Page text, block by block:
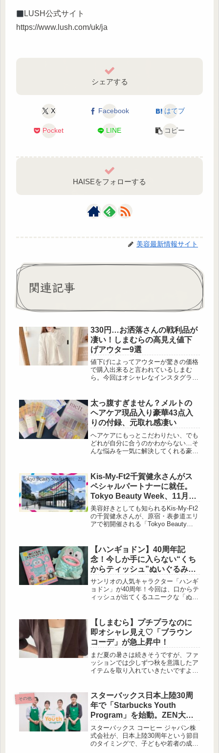
LUSH公式サイト
https://www.lush.com/uk/ja
シェアする
X Facebook はてブ
Pocket LINE コピー
HAISEをフォローする
美容最新情報サイト
関連記事
330円…お洒落さんの戦利品が
凄い！しまむらの高見え値下
げアウター9選
値下げによってアウターが驚きの価格
で購入出来ると言われているしまむ
ら。今回はオシャレなインスタグラマ
た。いずれもプチプラを感じさせない
だけでなく、春用としても使えるアイ
テムもあるので見逃し厳禁です！ライ
トアウターとして使えるゆるっと可愛
いカーディガン この投稿をInstagram
で見る (@sua_sima)がシェアした投...
太っ腹すぎません？メルトの
ヘアケア現品入り豪華43点入
りの付録、元取れ感凄い
ヘアケアにもっとこだわりたい、でも
どれが自分に合うのかわからない…そ
んな悩みを一気に解決してくれる豪華
ライン コレクション Book」は […]
Kis-My-Ft2千賀健永さんがス
ペシャルパートナーに就任。
Tokyo Beauty Week、11月19
日スタート！
美容好きとしても知られるKis-My-Ft2
の千賀健永さんが、原宿・表参道エリ
アで初開催される「Tokyo Beauty
日間にわたり開催される同イベント
は、約50ブランドが参画する体験型ビ
ューティーイベント「Tokyo Beauty
Studio」を中心に、最新の美容体験を
発信します。多様性と創造性を発信す
る新たな美容の祭典 （C）「Tokyo
Beauty Wee...
【ハンギョドン】40周年記
念！今しか手に入らない“くち
からティッシュ”ぬいぐるみケ
ース♡
サンリオの人気キャラクター「ハンギ
ョドン」が40周年！今回は、口からテ
ィッシュが出てくるユニークな「ぬい
ろん、実用性もばっちりでお部屋のア
クセントにもぴったりです♡ハンギョ
ドン 40周年！ くちから出てくる ぬい
ぐるみティッシュケースBOOK付録：
ぬいぐるみティッシュケース 出
典:beautyまとめ ■ハンギョドン 40周
年！ くちから出てくる ぬいぐるみ...
【しまむら】プチプラなのに
即オシャレ見え♡「ブラウン
コーデ」が急上昇中！
まだ夏の暑さは続きそうですが、ファ
ッションでは少しずつ秋を意識したア
イテムを取り入れていきたいですよ
カラーです。大人っぽい印象を与えて
くれるブラウンは、コーデに取り入れ
るだけで一気に秋らしさをプラスでき
ますよ。しまむらでは、今すぐ着られ
て季節を先取りできるブラウンアイテ
ムが勢揃い中。今回はその中からトッ
プスやジャケットを中心におすすめ商
品をご紹介します。大人シルエットで
その他
スターバックス日本上陸30周
年で「Starbucks Youth
Program」を始動。ZEN大学
と連携の奨学金制度も
スターバックス コーヒー ジャパン株
式会社が、日本上陸30周年という節目
のタイミングで、子どもや若者の成長